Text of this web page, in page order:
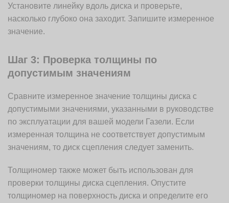
Установите линейку вдоль диска и проверьте,
насколько глубоко она заходит. Запишите измеренное
значение.
Шаг 3: Проверка толщины по
допустимым значениям
Сравните измеренное значение толщины диска с
допустимыми значениями, указанными в руководстве
по эксплуатации для вашей модели Газели. Если
измеренная толщина не соответствует допустимым
значениям, то диск сцепления следует заменить.
Толщиномер также может быть использован для
проверки толщины диска сцепления. Опустите
толщиномер на поверхность диска и определите его